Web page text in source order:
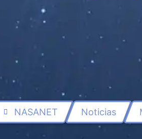
NASANET Noticias